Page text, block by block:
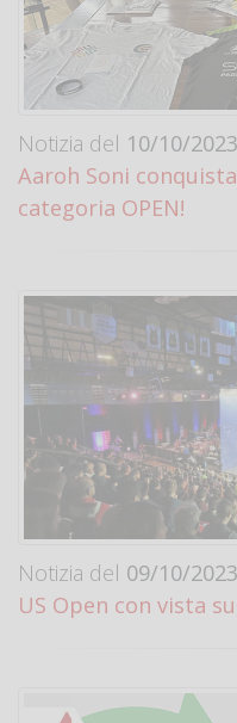
Notizia del 10/10/
Aaroh Soni
categoria OPEN!
Notizia del 09/10/
US Open con vista